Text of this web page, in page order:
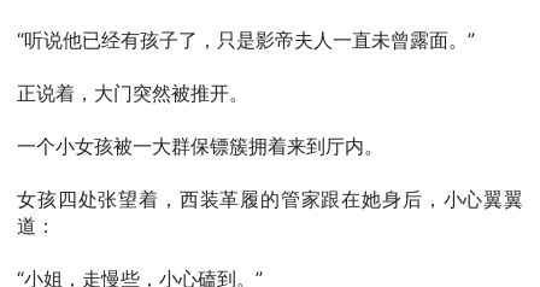
“听说他已经有孩子了，只是影帝夫人一直未曾露面。”
正说着，大门突然被推开。
一个小女孩被一大群保镖簇拥着来到厅内。
女孩四处张望着，西装革履的管家跟在她身后，小心翼翼
道：
“小姐，走慢些，小心磕到。”